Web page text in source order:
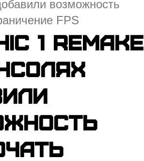
возможность
FPS
1 Remake